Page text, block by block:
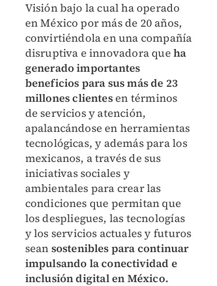
Visión bajo la cual ha operado
en México por más de 20 años,
convirtiéndola en una compañía
disruptiva e innovadora queha
generado importantes
beneficios para sus más de 23
millones clientes en términos
de servicios y atención,
apalancándose en herramientas
tecnológicas, y además para los
mexicanos, a través de sus
iniciativas sociales y
ambientales para crear las
condiciones que permitan que
los despliegues, las tecnologías
y los servicios actuales y futuros
sean sostenibles para continuar
impulsando la conectividad e
inclusión digital en México.